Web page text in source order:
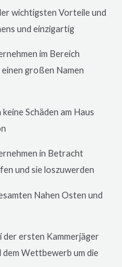
wichtigsten Vorteile und
und einzigartig
im Bereich
großen Namen
Schäden am Haus
in Betracht
und sie loszuwerden
Nahen Osten und
der ersten Kammerjäger
Wettbewerb um die